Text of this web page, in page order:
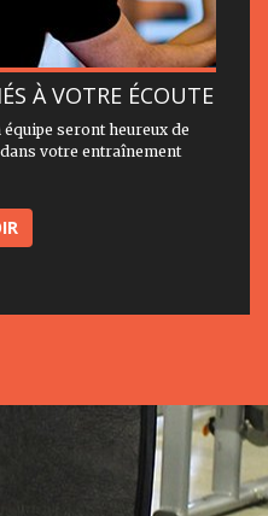
À VOTRE ÉCOUTE
seront heureux de
votre entraînement